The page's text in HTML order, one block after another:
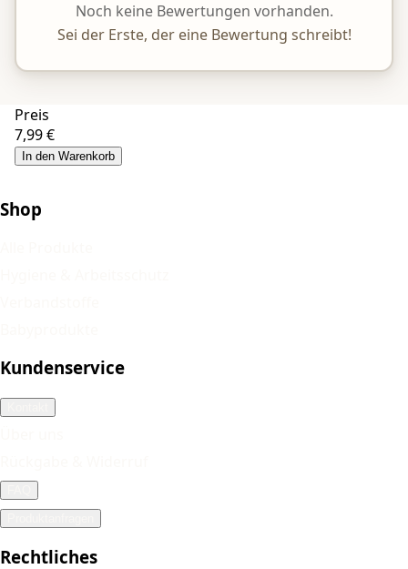
Noch keine Bewertungen vorhanden.
Sei der Erste, der eine Bewertung schreibt!
Preis
7,99 €
In den Warenkorb
Shop
Kundenservice
Rechtliches